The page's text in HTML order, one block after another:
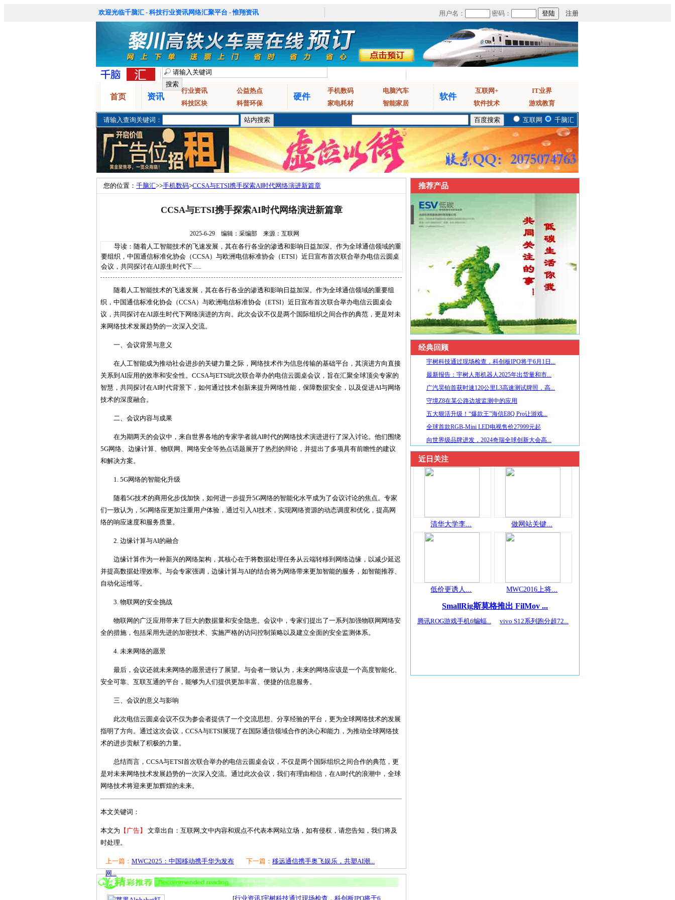
欢迎光临千脑汇 - 科技行业资讯网络汇聚平台 - 惟翔资讯 用户名： 密码： 注册
首页 资讯
行业资讯
公益热点
科技区块
科普环保
硬件
手机数码
电脑汽车
家电耗材
智能家居
软件
互联网+
IT业界
软件技术
游戏教育
请输入查询关键词： 互联网 千脑汇
您的位置： 千脑汇>>手机数码>CCSA与ETSI携手探索AI时代网络演进新篇章
CCSA与ETSI携手探索AI时代网络演进新篇章
2025-6-29 编辑：采编部 来源：互联网
导读：随着人工智能技术的飞速发展，其在各行各业的渗透和影响日益加深。作为全球通信领域的重
要组织，中国通信标准化协会（CCSA）与欧洲电信标准协会（ETSI）近日宣布首次联合举办电信云圆桌
会议，共同探讨在AI原生时代下......
随着人工智能技术的飞速发展，其在各行各业的渗透和影响日益加深。作为全球通信领域的重要组
织，中国通信标准化协会（CCSA）与欧洲电信标准协会（ETSI）近日宣布首次联合举办电信云圆桌会
议，共同探讨在AI原生时代下网络演进的方向。此次会议不仅是两个国际组织之间合作的典范，更是对未
来网络技术发展趋势的一次深入交流。
一、会议背景与意义
在人工智能成为推动社会进步的关键力量之际，网络技术作为信息传输的基础平台，其演进方向直接
关系到AI应用的效率和安全性。CCSA与ETSI此次联合举办的电信云圆桌会议，旨在汇聚全球顶尖专家的
智慧，共同探讨在AI时代背景下，如何通过技术创新来提升网络性能，保障数据安全，以及促进AI与网络
技术的深度融合。
二、会议内容与成果
在为期两天的会议中，来自世界各地的专家学者就AI时代的网络技术演进进行了深入讨论。他们围绕
5G网络、边缘计算、物联网、网络安全等热点话题展开了热烈的辩论，并提出了多项具有前瞻性的建议
和解决方案。
1. 5G网络的智能化升级
随着5G技术的商用化步伐加快，如何进一步提升5G网络的智能化水平成为了会议讨论的焦点。专家
们一致认为，5G网络应更加注重用户体验，通过引入AI技术，实现网络资源的动态调度和优化，提高网
络的响应速度和服务质量。
2. 边缘计算与AI的融合
边缘计算作为一种新兴的网络架构，其核心在于将数据处理任务从云端转移到网络边缘，以减少延迟
并提高数据处理效率。与会专家强调，边缘计算与AI的结合将为网络带来更加智能的服务，如智能推荐、
自动化运维等。
3. 物联网的安全挑战
物联网的广泛应用带来了巨大的数据量和安全隐患。会议中，专家们提出了一系列加强物联网网络安
全的措施，包括采用先进的加密技术、实施严格的访问控制策略以及建立全面的安全监测体系。
4. 未来网络的愿景
最后，会议还就未来网络的愿景进行了展望。与会者一致认为，未来的网络应该是一个高度智能化、
安全可靠、互联互通的平台，能够为人们提供更加丰富、便捷的信息服务。
三、会议的意义与影响
此次电信云圆桌会议不仅为参会者提供了一个交流思想、分享经验的平台，更为全球网络技术的发展
指明了方向。通过这次会议，CCSA与ETSI展现了在国际通信领域合作的决心和能力，为推动全球网络技
术的进步贡献了积极的力量。
总结而言，CCSA与ETSI首次联合举办的电信云圆桌会议，不仅是两个国际组织之间合作的典范，更
是对未来网络技术发展趋势的一次深入交流。通过此次会议，我们有理由相信，在AI时代的浪潮中，全球
网络技术将迎来更加辉煌的未来。
本文关键词：
本文为 【广告】
文章出自：互联网,文中内容和观点不代表本网站立场，如有侵权，请您告知，我们将及
时处理。
上一篇： MWC2025：中国移动携手华为发布
网...
下一篇： 移远通信携手奥飞娱乐，共塑AI潮...
[行业资讯]宇树科技通过现场检查，科创板IPO将于6...
推荐产品
经典回顾
宇树科技通过现场检查，科创板IPO将于6月1日...
最新报告：宇树人形机器人2025年出货量和市...
广汽昊铂首获时速120公里L3高速测试牌照，高...
守境Z8在某公路边坡监测中的应用
五大狠活升级！“爆款王”海信E8Q Pro让游戏...
全球首款RGB-Mini LED电视售价27999元起
向世界级品牌进发，2024奇瑞全球创新大会高...
近日关注
清华大学李... 做网站关键...
低价更诱人... MWC2016上将...
SmallRig斯莫格推出 FilMov ...
腾讯ROG游戏手机6蝙蝠... vivo S12系列跑分超72...